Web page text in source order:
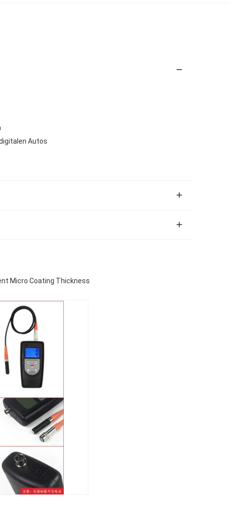
Autos
Micro Coating Thickness